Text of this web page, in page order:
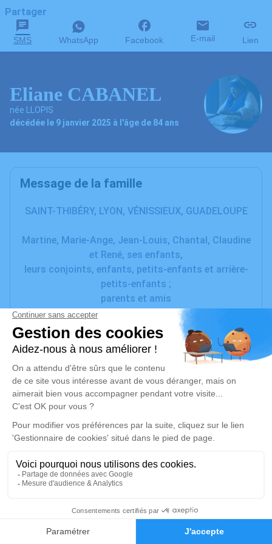
Faire-part Hommages
Partager
SMS WhatsApp Facebook E-mail Lien
Eliane CABANEL
née LLOPIS
décédée le 9 janvier 2025 à l'âge de 84 ans
Message de la famille
SAINT-THIBÉRY, LYON, VÉNISSIEUX, GUADELOUPE
Martine, Marie-Ange, Jean-Louis, Chantal, Claudine
et René, ses enfants,
leurs conjoints, enfants, petits-enfants et arrière-
petits-enfants ;
parents et amis
ont la tristesse de vous faire part du décès de
Madame Eliane CABANEL née LLOPIS
survenu à l'âge de 84 ans.
Les obsèques civiles auront lieu le mardi 14 janvier
2025, à 15 h 30, en la Salle des Hommages de la
Chambre Funéraire l'Oppidum de Bessan,
suivies de la crémation.
Visites à la Chambre Funéraire l'Oppidum de
Bessan.
Cet avis tient lieu de faire-part et de remerciements.
Un service de plantation d’arbre hommage est